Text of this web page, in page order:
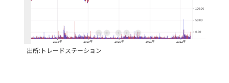
出所:トレードステーション